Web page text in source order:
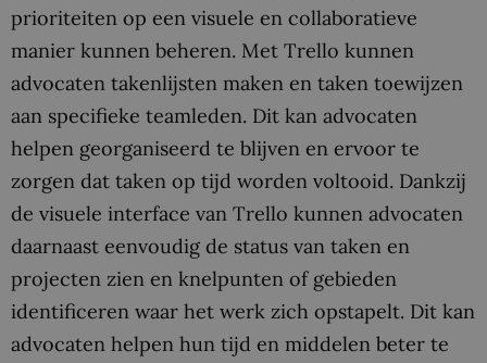
prioriteiten op een visuele en collaboratieve
manier kunnen beheren. Met Trello kunnen
advocaten takenlijsten maken en taken toewijzen
aan specifieke teamleden. Dit kan advocaten
helpen georganiseerd te blijven en ervoor te
zorgen dat taken op tijd worden voltooid. Dankzij
de visuele interface van Trello kunnen advocaten
daarnaast eenvoudig de status van taken en
projecten zien en knelpunten of gebieden
identificeren waar het werk zich opstapelt. Dit kan
advocaten helpen hun tijd en middelen beter te